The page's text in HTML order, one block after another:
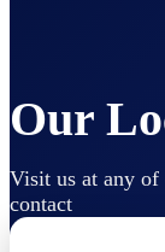
Our
Visit us at any of
contact